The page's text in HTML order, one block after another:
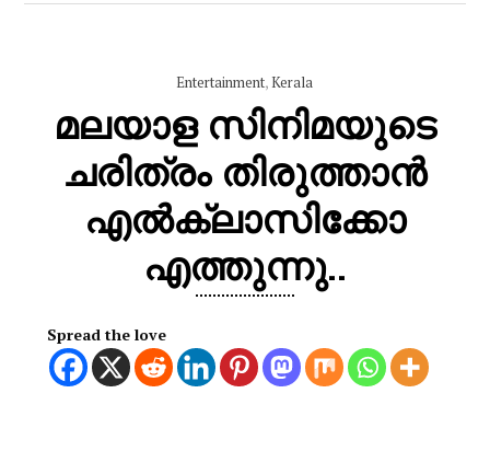
Entertainment,Kerala
മലയാള സിനിമയുടെ
ചരിത്രം തിരുത്താൻ
എൽക്ലാസിക്കോ
എത്തുന്നു..
Spread the love